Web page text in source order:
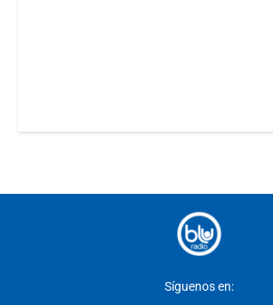
Síguenos en: